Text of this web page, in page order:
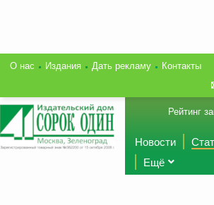
О нас Издания Дать рекламу
Контакты
Рейтинг
Новости
Ещё